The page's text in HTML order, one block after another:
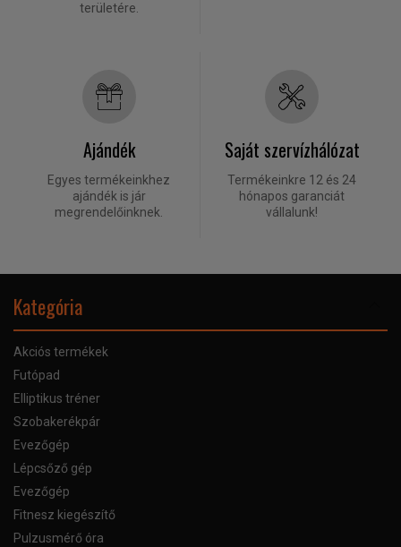
területére.
Ajándék
Egyes termékeinkhez
ajándék is jár
megrendelőinknek.
Saját szervízhálózat
Termékeinkre 12 és 24
hónapos garanciát
vállalunk!
Kategória
Akciós termékek
Futópad
Elliptikus tréner
Szobakerékpár
Evezőgép
Lépcsőző gép
Evezőgép
Fitnesz kiegészítő
Pulzusmérő óra